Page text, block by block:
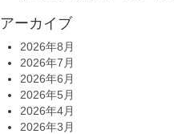
アーカイブ
2026年8月
2026年7月
2026年6月
2026年5月
2026年4月
2026年3月